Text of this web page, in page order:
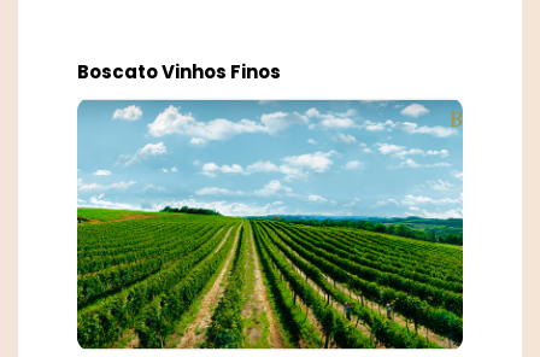
Monte Bello
Monti del Sole
Pizzato Vinhas e Vinhos
Ponto Nero
Routhier & Darricarrère
Salvatti & Sirena
Boscato Vinhos Finos